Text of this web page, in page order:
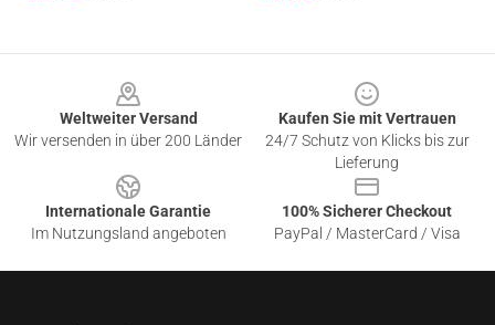
Weltweiter Versand
Wir versenden in über 200 Länder
Kaufen Sie mit Vertrauen
24/7 Schutz von Klicks bis zur
Lieferung
Internationale Garantie
Im Nutzungsland angeboten
100% Sicherer Checkout
PayPal / MasterCard / Visa